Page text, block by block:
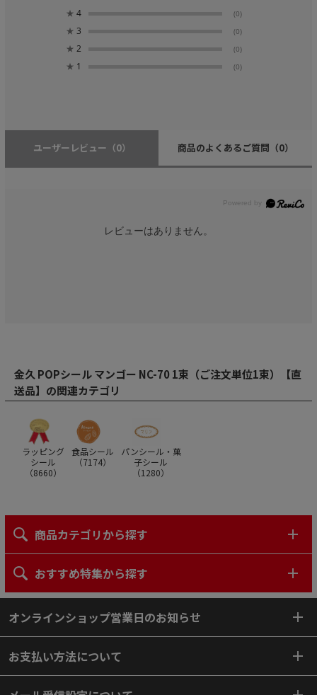
★ 4 (0)
★ 3 (0)
★ 2 (0)
★ 1 (0)
ユーザーレビュー （0） 商品のよくあるご質問 （0）
レビューはありません。
金久 POPシール マンゴー NC-70 1束（ご注文単位1束）【直
送品】の関連カテゴリ
ラッピング
シール
（8660）
食品シール
（7174）
パンシール・菓
子シール
（1280）
商品カテゴリから探す
おすすめ特集から探す
オンラインショップ営業日のお知らせ
お支払い方法について